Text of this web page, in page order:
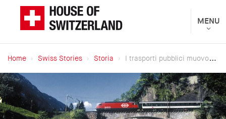
Salta
Presentato
dal
Dipartimento
federale
degli
affari
esteri
Toggle
MENU
Briciole
di
pane
Home Swiss Stories Storia I trasporti pubblici muovono la Svizzera – da 175 anni